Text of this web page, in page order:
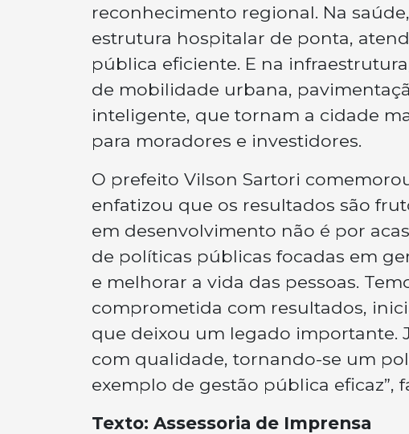
reconhecimento regional. Na
estrutura hospitalar de ponta,
pública eficiente. E na
de mobilidade urbana,
inteligente, que tornam a cidade
para moradores e investidores.
O prefeito Vilson Sartori
enfatizou que os resultados são
em desenvolvimento não é por
de políticas públicas focadas em
e melhorar a vida das pessoas.
comprometida com resultados,
que deixou um legado importante.
com qualidade, tornando-se um
exemplo de gestão pública eficaz”,
Texto: Assessoria de Imprensa